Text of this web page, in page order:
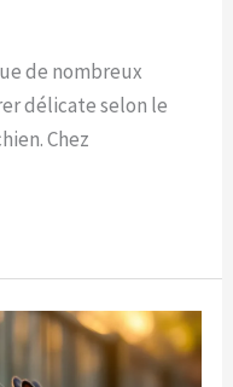
de nombreux
délicate selon le
Chez